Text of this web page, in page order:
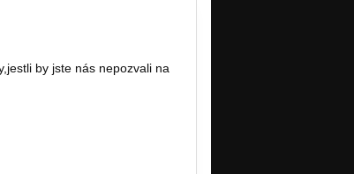
by jste nás nepozvali na